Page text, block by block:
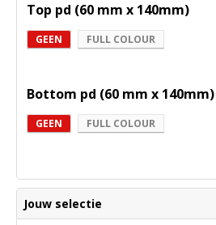
Top pd (60 mm x 140mm)
GEEN FULL COLOUR
Bottom pd (60 mm x 140mm)
GEEN FULL COLOUR
Jouw selectie